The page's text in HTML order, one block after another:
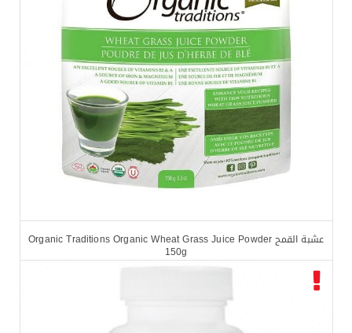
عشبة القمح Organic Traditions Organic Wheat Grass Juice Powder
150g
24.99
$